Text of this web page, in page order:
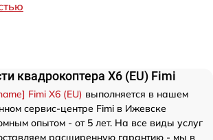
квадрокоптера X6 (EU) Fimi
Fimi X6 (EU) выполняется в нашем
сервис-центре Fimi в Ижевске
опытом - от 5 лет. На все виды услуг
расширенную гарантию - мы в